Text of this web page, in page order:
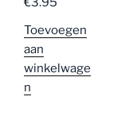
d5.00
Toevoegen
aan
winkelwage
n